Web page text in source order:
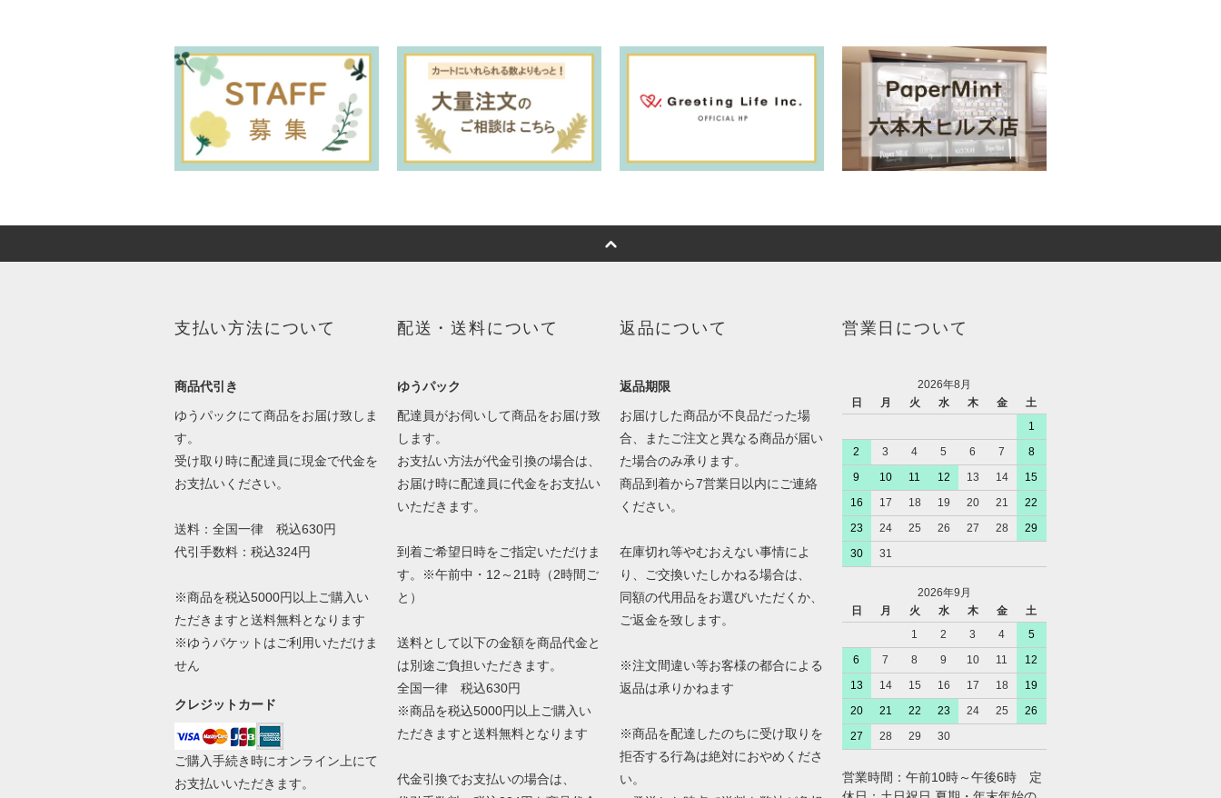
支払い方法について
商品代引き
ゆうパックにて商品をお届け致しま
す。
受け取り時に配達員に現金で代金を
お支払いください。
送料：全国一律 税込630円
代引手数料：税込324円
※商品を税込5000円以上ご購入い
ただきますと送料無料となります
※ゆうパケットはご利用いただけま
せん
クレジットカード
ご購入手続き時にオンライン上にて
お支払いいただきます。
配送・送料について
ゆうパック
配達員がお伺いして商品をお届け致
します。
お支払い方法が代金引換の場合は、
お届け時に配達員に代金をお支払い
いただきます。
到着ご希望日時をご指定いただけま
す。※午前中・12～21時（2時間ご
と）
送料として以下の金額を商品代金と
は別途ご負担いただきます。
全国一律 税込630円
※商品を税込5000円以上ご購入い
ただきますと送料無料となります
代金引換でお支払いの場合は、
返品について
返品期限
お届けした商品が不良品だった場
合、またご注文と異なる商品が届い
た場合のみ承ります。
商品到着から7営業日以内にご連絡
ください。
在庫切れ等やむおえない事情によ
り、ご交換いたしかねる場合は、
同額の代用品をお選びいただくか、
ご返金を致します。
※注文間違い等お客様の都合による
返品は承りかねます
※商品を配達したのちに受け取りを
拒否する行為は絶対におやめくださ
い。
営業日について
2026年8月
日
月 火 水 木 金
土
1
2
3 4 5 6 7
8
9
10 11 12 13 14
15
16
17 18 19 20 21
22
23
24 25 26 27 28
29
30
31
2026年9月
日
月 火 水 木 金
土
1
2 3 4
5
6
7 8 9 10 11
12
13
14 15 16 17 18
19
20
21 22 23 24 25
26
27
28 29 30
営業時間：午前10時～午後6時 定